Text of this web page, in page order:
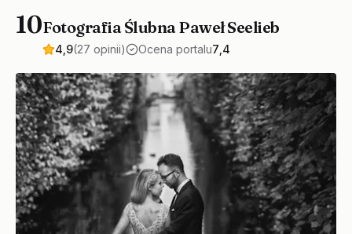
10Fotografia Ślubna Paweł Seelieb
4,9(27 opinii) Ocena portalu7,4